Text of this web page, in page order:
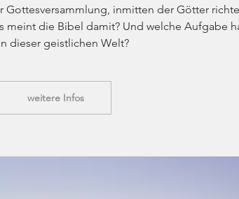
Gottesversammlung, inmitten der Götter
meint die Bibel damit? Und welche Aufgabe
dieser geistlichen Welt?
weitere Infos